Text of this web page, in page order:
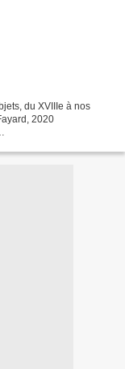
du XVIIIe à nos
2020